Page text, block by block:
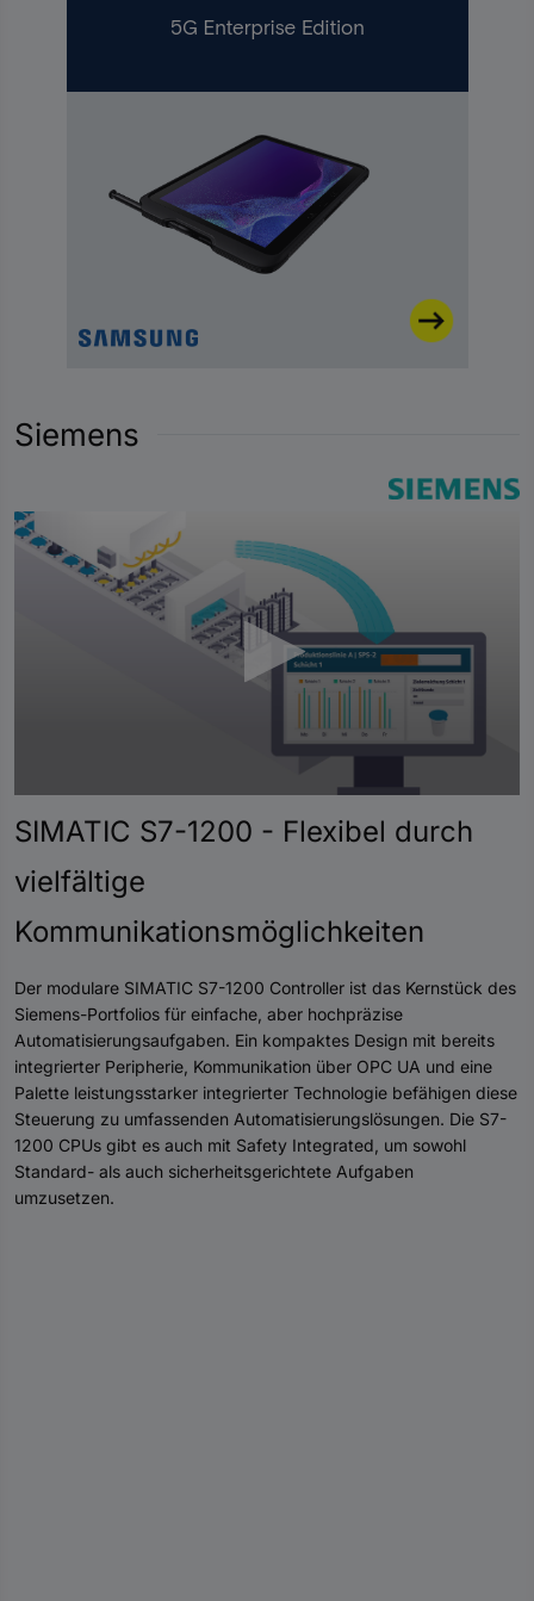
Siemens
Sekunden
von
Sekunden
SIMATIC S7-1200 - Flexibel durch
vielfältige
Kommunikationsmöglichkeiten
Der modulare SIMATIC S7-1200 Controller ist das Kernstück des
Siemens-Portfolios für einfache, aber hochpräzise
Automatisierungsaufgaben. Ein kompaktes Design mit bereits
integrierter Peripherie, Kommunikation über OPC UA und eine
Palette leistungsstarker integrierter Technologie befähigen diese
Steuerung zu umfassenden Automatisierungslösungen. Die S7-
1200 CPUs gibt es auch mit Safety Integrated, um sowohl
Standard- als auch sicherheitsgerichtete Aufgaben
umzusetzen.